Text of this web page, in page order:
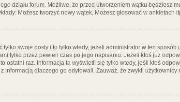
działu forum. Możliwe, że przed utworzeniem wątku będziesz
Możesz tworzyć nowy wątek, Możesz głosować w ankietach
swoje posty i to tylko wtedy, jeżeli administrator w ten sposób
tylko przez pewien czas po jego napisaniu. Jeżeli ktoś już
ostatni raz. Informacja ta wyświetli się tylko wtedy, jeśli ktoś
informacją dlaczego go edytowali. Zauważ, że zwykli użytkownicy